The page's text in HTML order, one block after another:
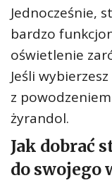
Jednocześnie,
bardzo
oświetlenie
Jeśli
z
żyrandol.
Jak dobrać
do swojego